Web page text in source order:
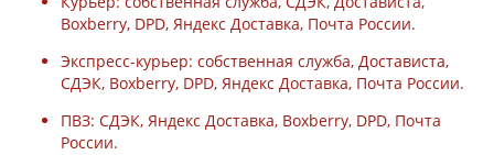
Boxberry, DPD, Яндекс Доставка, Почта России.
Экспресс-курьер: собственная служба, Достависта,
СДЭК, Boxberry, DPD, Яндекс Доставка, Почта России.
ПВЗ: СДЭК, Яндекс Доставка, Boxberry, DPD, Почта
России.